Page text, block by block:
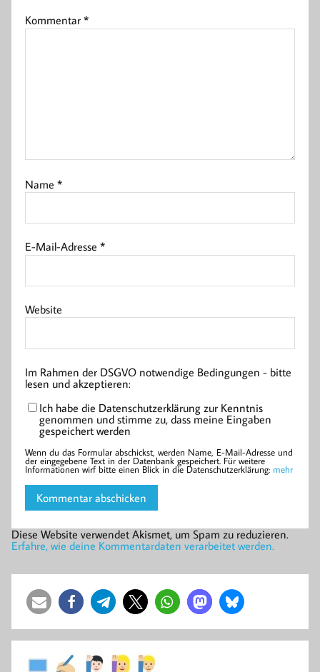
Kommentar*
Name*
E-Mail-Adresse*
Website
Im Rahmen der DSGVO notwendige Bedingungen - bitte
lesen und akzeptieren:
Ich habe die Datenschutzerklärung zur Kenntnis
genommen und stimme zu, dass meine Eingaben
gespeichert werden
Wenn du das Formular abschickst, werden Name, E-Mail-Adresse und
der eingegebene Text in der Datenbank gespeichert. Für weitere
Informationen wirf bitte einen Blick in die Datenschutzerklärung: mehr
Diese Website verwendet Akismet, um Spam zu reduzieren.
Erfahre, wie deine Kommentardaten verarbeitet werden.